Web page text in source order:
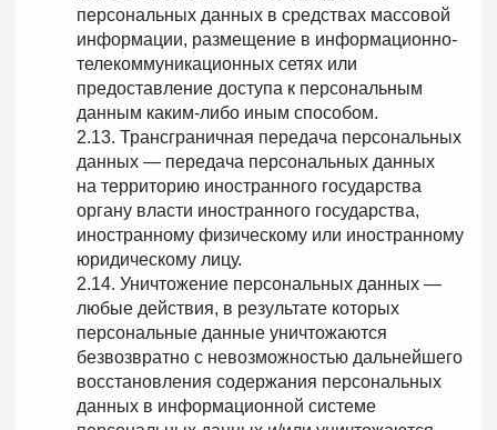
персональных данных в средствах массовой
информации, размещение в информационно-
телекоммуникационных сетях или
предоставление доступа к персональным
данным каким-либо иным способом.
2.13. Трансграничная передача персональных
данных — передача персональных данных
на территорию иностранного государства
органу власти иностранного государства,
иностранному физическому или иностранному
юридическому лицу.
2.14. Уничтожение персональных данных —
любые действия, в результате которых
персональные данные уничтожаются
безвозвратно с невозможностью дальнейшего
восстановления содержания персональных
данных в информационной системе